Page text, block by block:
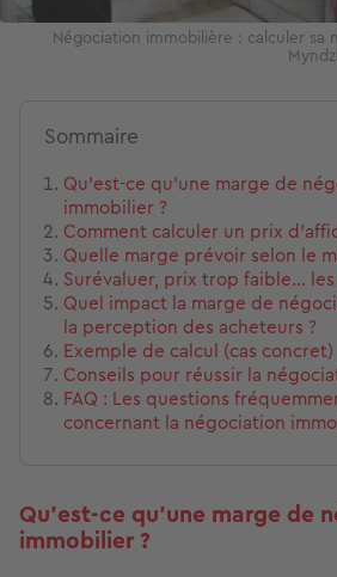
Négociation immobilière : calculer
Sommaire
Qu’est-ce qu’une marge de
immobilier ?
Comment calculer un prix
Quelle marge prévoir selon le
Surévaluer, prix trop faible…
Quel impact la marge de
la perception des acheteurs ?
Exemple de calcul (cas concret)
Conseils pour réussir la
FAQ : Les questions
concernant la négociation
Qu’est-ce qu’une marge de
immobilier ?